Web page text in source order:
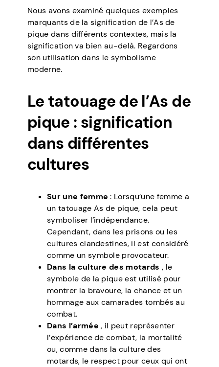
Nous avons examiné quelques exemples
marquants de la signification de l’As de
pique dans différents contextes, mais la
signification va bien au-delà. Regardons
son utilisation dans le symbolisme
moderne.
Le tatouage de l’As de
pique : signification
dans différentes
cultures
Sur une femme : Lorsqu’une femme a
un tatouage As de pique, cela peut
symboliser l’indépendance.
Cependant, dans les prisons ou les
cultures clandestines, il est considéré
comme un symbole provocateur.
Dans la culture des motards , le
symbole de la pique est utilisé pour
montrer la bravoure, la chance et un
hommage aux camarades tombés au
combat.
Dans l’armée , il peut représenter
l’expérience de combat, la mortalité
ou, comme dans la culture des
motards, le respect pour ceux qui ont